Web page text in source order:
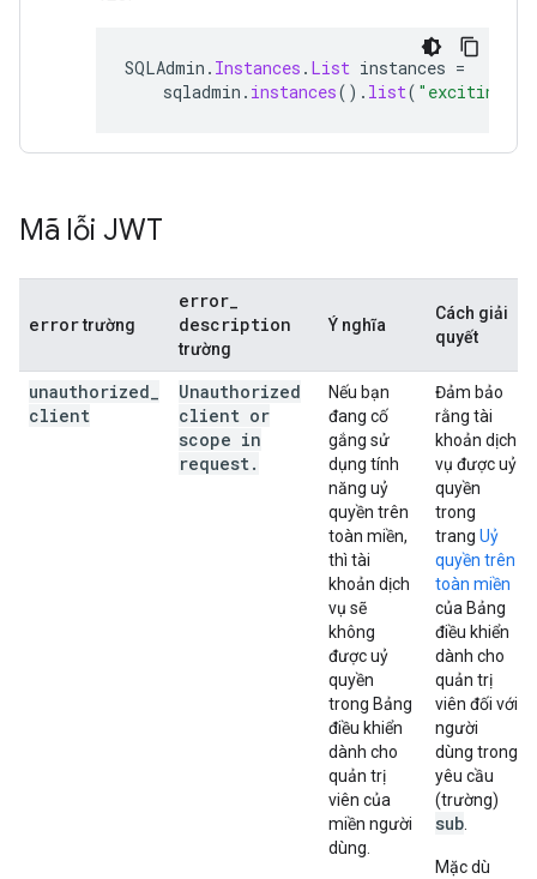
SQLAdmin . Instances . List instances =
sqladmin . instances(). list( "exciting-
Mã lỗi JWT
errortrường
error
description
trường
Ý nghĩa
Cách giải
quyết
unauthorized
client
Unauthorized
client or
scope in
request.
Nếu bạn
đang cố
gắng sử
dụng tính
năng uỷ
quyền trên
toàn miền,
thì tài
khoản dịch
vụ sẽ
không
được uỷ
quyền
trong Bảng
điều khiển
dành cho
quản trị
viên của
miền người
dùng.
Đảm bảo
rằng tài
khoản dịch
vụ được uỷ
quyền
trong
trang Uỷ
quyền trên
toàn miền
của Bảng
điều khiển
dành cho
quản trị
viên đối với
người
dùng trong
yêu cầu
(trường)
sub
Mặc dù